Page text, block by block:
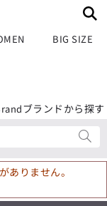
BIG SIZE
ブランドから探す
ありません。